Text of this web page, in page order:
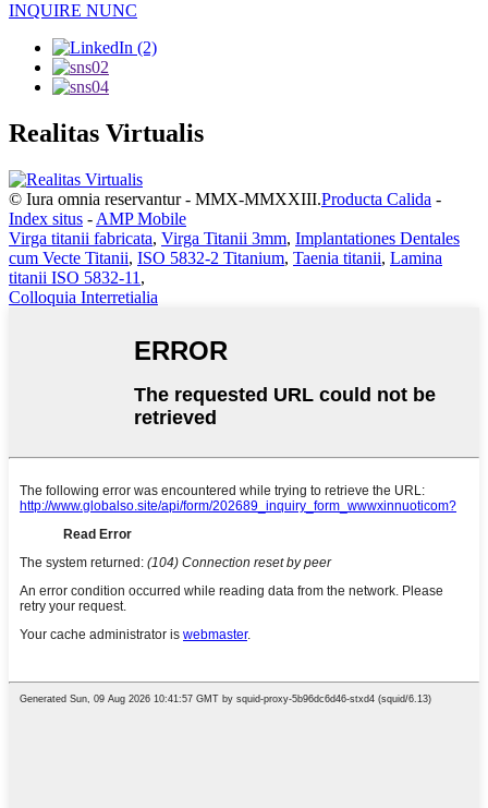
INQUIRE NUNC
Realitas Virtualis
© Iura omnia reservantur - MMX-MMXXIII.Producta Calida -
Index situs - AMP Mobile
Virga titanii fabricata, Virga Titanii 3mm, Implantationes Dentales
cum Vecte Titanii, ISO 5832-2 Titanium, Taenia titanii, Lamina
titanii ISO 5832-11 ,
Colloquia Interretialia